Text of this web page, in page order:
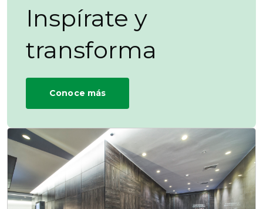
Inspírate y
transforma
Conoce más